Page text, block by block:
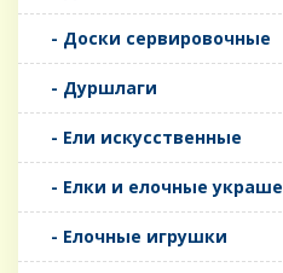
- Доски сервировочные
- Дуршлаги
- Ели искусственные
- Елки и елочные
- Елочные игрушки